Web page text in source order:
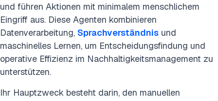
und führen Aktionen mit minimalem menschlichem
Eingriff aus. Diese Agenten kombinieren
Datenverarbeitung, Sprachverständnis und
maschinelles Lernen, um Entscheidungsfindung und
operative Effizienz im Nachhaltigkeitsmanagement zu
unterstützen.
Ihr Hauptzweck besteht darin, den manuellen